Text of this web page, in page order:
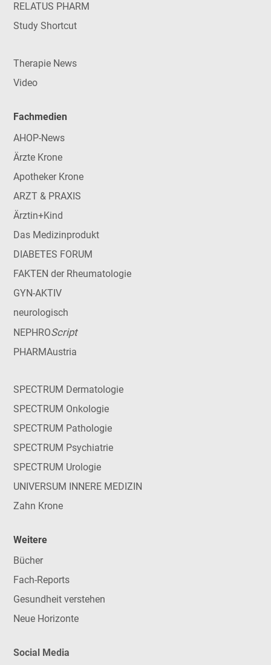
RELATUS PHARM
Study Shortcut
Therapie News
Video
Fachmedien
AHOP-News
Ärzte Krone
Apotheker Krone
ARZT & PRAXIS
Ärztin+Kind
Das Medizinprodukt
DIABETES FORUM
FAKTEN der Rheumatologie
GYN-AKTIV
neurologisch
NEPHROScript
PHARMAustria
SPECTRUM Dermatologie
SPECTRUM Onkologie
SPECTRUM Pathologie
SPECTRUM Psychiatrie
SPECTRUM Urologie
UNIVERSUM INNERE MEDIZIN
Zahn Krone
Weitere
Bücher
Fach-Reports
Gesundheit verstehen
Neue Horizonte
Social Media